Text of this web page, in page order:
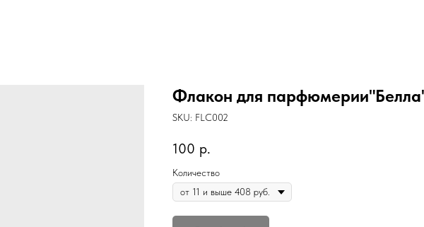
Флакон для
SKU: FLC002
100 р.
Количество